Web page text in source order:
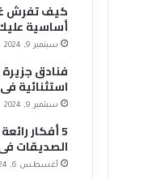
أساسية
سبتمبر 9, 2024
استثنائية
سبتمبر 9, 2024
5 أفكار
الصديقات
أغسطس 6, 2024